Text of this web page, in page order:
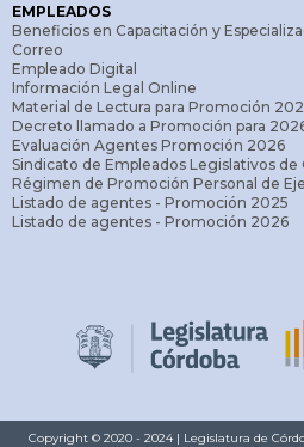
EMPLEADOS
Beneficios en Capacitación y
Correo
Empleado Digital
Información Legal Online
Material de Lectura para Promoción
Decreto llamado a Promoción para
Evaluación Agentes Promoción 2026
Sindicato de Empleados Legislativos de
Régimen de Promoción Personal de
Listado de agentes - Promoción 2025
Listado de agentes - Promoción 2026
Copyright © 2020 - 2024 | Legislatura de